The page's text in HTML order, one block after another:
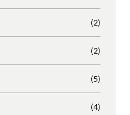
(2)
(2)
(5)
(4)